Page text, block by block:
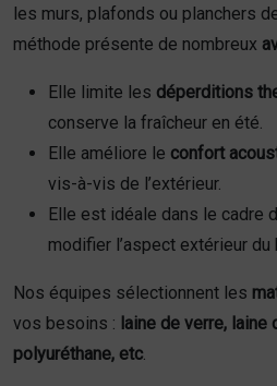
les murs, plafonds ou planchers
méthode présente de nombreux
Elle limite les déperditions
conserve la fraîcheur en été.
Elle améliore le confort
vis-à-vis de l’extérieur.
Elle est idéale dans le cadre
modifier l’aspect extérieur du
Nos équipes sélectionnent les
vos besoins : laine de verre, laine
polyuréthane, etc.